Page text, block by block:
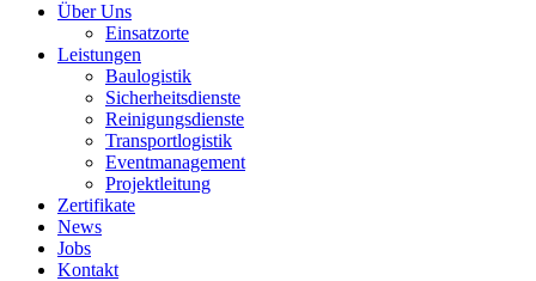
Über Uns
Einsatzorte
Leistungen
Baulogistik
Sicherheitsdienste
Reinigungsdienste
Transportlogistik
Eventmanagement
Projektleitung
Zertifikate
News
Jobs
Kontakt